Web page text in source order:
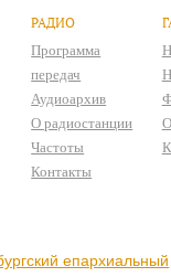
РАДИО
Программа
передач
Аудиоархив
О радиостанции
Частоты
Контакты
епархиальный